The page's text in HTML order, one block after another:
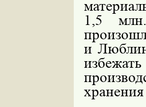
1,5
и